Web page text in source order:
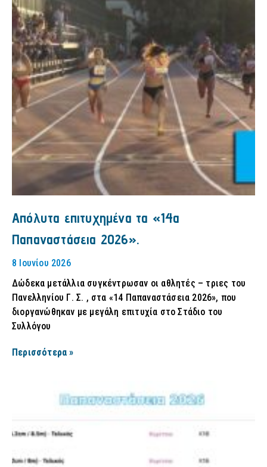
Απόλυτα επιτυχημένα τα «14α
Παπαναστάσεια 2026».
8 Ιουνίου 2026
Δώδεκα μετάλλια συγκέντρωσαν οι αθλητές – τριες του
Πανελληνίου Γ. Σ. , στα «14 Παπαναστάσεια 2026», που
διοργανώθηκαν με μεγάλη επιτυχία στο Στάδιο του
Συλλόγου
Περισσότερα »